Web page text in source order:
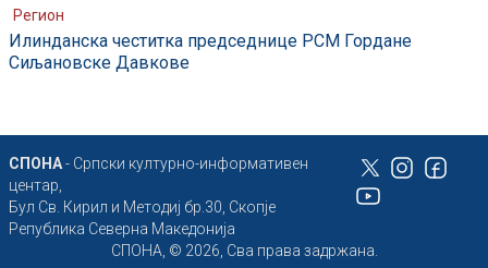
Регион
Илинданска честитка председнице РСМ Гордане
Сиљановске Давкове
СПОНА- Српски културно-информативен
центар,
Бул Св. Кирил и Методиј бр.30, Скопје
Република Северна Македонија
СПОНА, © 2026, Сва права задржана.